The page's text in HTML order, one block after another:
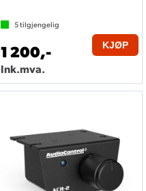
5tilgjengelig
1 200,-
Ink.mva.
KJØP